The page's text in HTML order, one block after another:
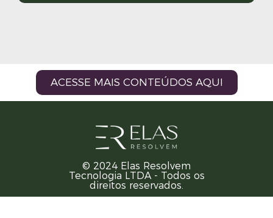
ACESSE MAIS CONTEÚDOS AQUI
© 2024 Elas Resolvem
Tecnologia LTDA - Todos os
direitos reservados.